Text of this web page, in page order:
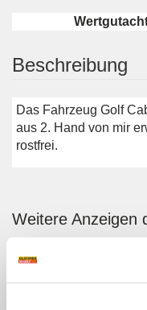
Beschreibung
Das Fahrzeug Golf
aus 2. Hand von mir
rostfrei.
Weitere Anzeigen